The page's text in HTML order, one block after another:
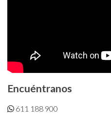
Encuéntranos
611 188 900